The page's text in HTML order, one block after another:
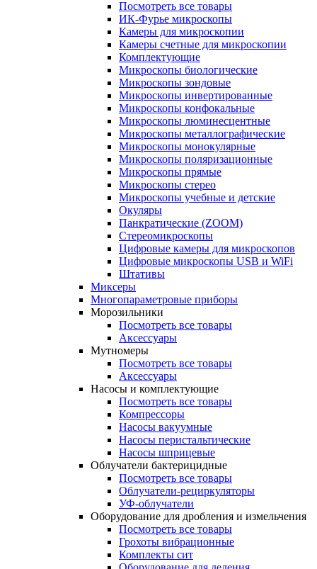
Посмотреть все товары
ИК-Фурье микроскопы
Камеры для микроскопии
Камеры счетные для микроскопии
Комплектующие
Микроскопы биологические
Микроскопы зондовые
Микроскопы инвертированные
Микроскопы конфокальные
Микроскопы люминесцентные
Микроскопы металлографические
Микроскопы монокулярные
Микроскопы поляризационные
Микроскопы прямые
Микроскопы стерео
Микроскопы учебные и детские
Окуляры
Панкратические (ZOOM)
Стереомикроскопы
Цифровые камеры для микроскопов
Цифровые микроскопы USB и WiFi
Штативы
Миксеры
Многопараметровые приборы
Морозильники
Посмотреть все товары
Аксессуары
Мутномеры
Посмотреть все товары
Аксессуары
Насосы и комплектующие
Посмотреть все товары
Компрессоры
Насосы вакуумные
Насосы перистальтические
Насосы шприцевые
Облучатели бактерицидные
Посмотреть все товары
Облучатели-рециркуляторы
УФ-облучатели
Оборудование для дробления и измельчения
Посмотреть все товары
Грохоты вибрационные
Комплекты сит